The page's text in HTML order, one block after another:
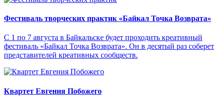
Фестиваль творческих практик «Байкал Точка Возврата»
С 1 по 7 августа в Байкальске будет проходить креативный
фестиваль «Байкал Точка Возврата». Он в десятый раз соберет
представителей креативных сообществ.
Квартет Евгения Побожего